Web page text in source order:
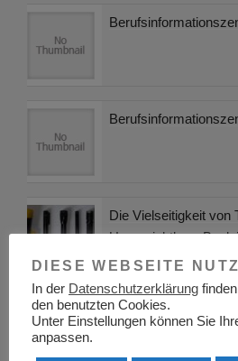
Die Vielseitigkeit von
Unverzichtbare
Berufsfeldern
Jugend- und
Rechte, Aufgaben und
DIESE WEBSEITE
In der Datenschutzerklärung
den benutzten Cookies.
Unter Einstellungen können Sie
anpassen.